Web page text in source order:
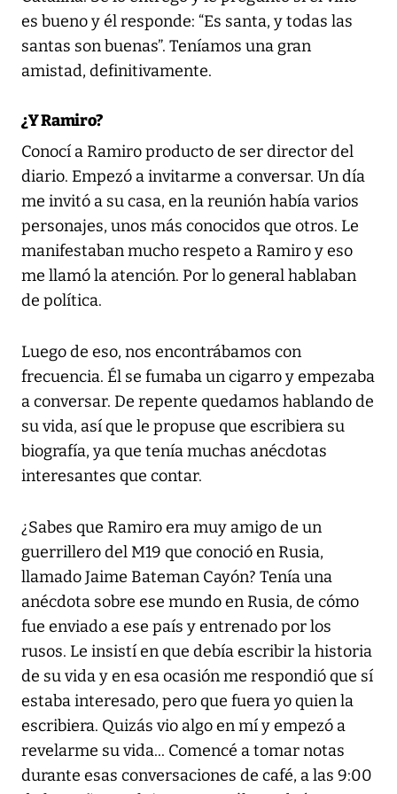
es bueno y él responde: “Es santa, y todas las
santas son buenas”. Teníamos una gran
amistad, definitivamente.
¿Y Ramiro?
Conocí a Ramiro producto de ser director del
diario. Empezó a invitarme a conversar. Un día
me invitó a su casa, en la reunión había varios
personajes, unos más conocidos que otros. Le
manifestaban mucho respeto a Ramiro y eso
me llamó la atención. Por lo general hablaban
de política.
Luego de eso, nos encontrábamos con
frecuencia. Él se fumaba un cigarro y empezaba
a conversar. De repente quedamos hablando de
su vida, así que le propuse que escribiera su
biografía, ya que tenía muchas anécdotas
interesantes que contar.
¿Sabes que Ramiro era muy amigo de un
guerrillero del M19 que conoció en Rusia,
llamado Jaime Bateman Cayón? Tenía una
anécdota sobre ese mundo en Rusia, de cómo
fue enviado a ese país y entrenado por los
rusos. Le insistí en que debía escribir la historia
de su vida y en esa ocasión me respondió que sí
estaba interesado, pero que fuera yo quien la
escribiera. Quizás vio algo en mí y empezó a
revelarme su vida... Comencé a tomar notas
durante esas conversaciones de café, a las 9:00